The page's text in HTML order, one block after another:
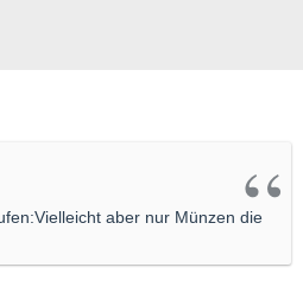
aber nur Münzen die